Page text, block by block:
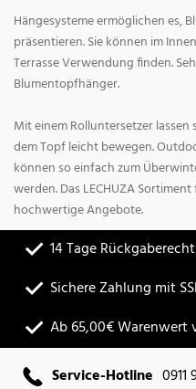
Hängesysteme ermöglichen es,
präsentieren. Sie können im
Terrasse Verwendung finden.
Blumentopfhänger.
Mit einem Rolluntersetzer
dem Topf leicht bewegen.
können so einfach zum
werden. Das LECHUZA
hochwertige Angebote.
14 Tage Rückgaberecht
Sichere Zahlung mit
Ab 65,00€ Warenwert
Service-Hotline 0911